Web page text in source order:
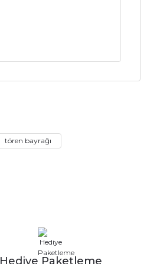
tören bayrağı
Hediye Paketleme